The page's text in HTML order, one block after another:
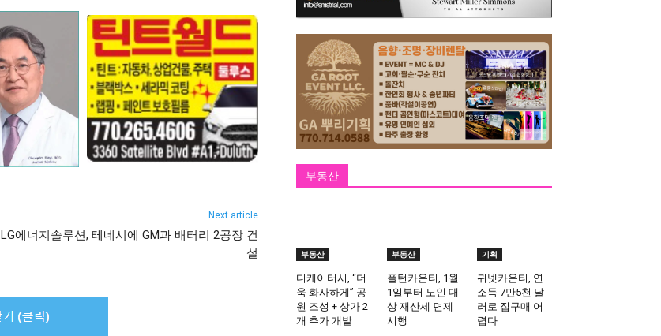
Next article
LG에너지솔루션, 테네시에 GM과 배터리 2공장 건
설
부동산
부동산
디케이터시, “더
욱 화사하게” 공
원 조성 + 상가 2
개 추가 개발
부동산
풀턴카운티, 1월
1일부터 노인 대
상 재산세 면제
시행
기획
귀넷카운티, 연
소득 7만5천 달
러로 집구매 어
렵다